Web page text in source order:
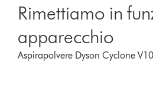
Rimettiamo in
apparecchio
Aspirapolvere Dyson Cyclone